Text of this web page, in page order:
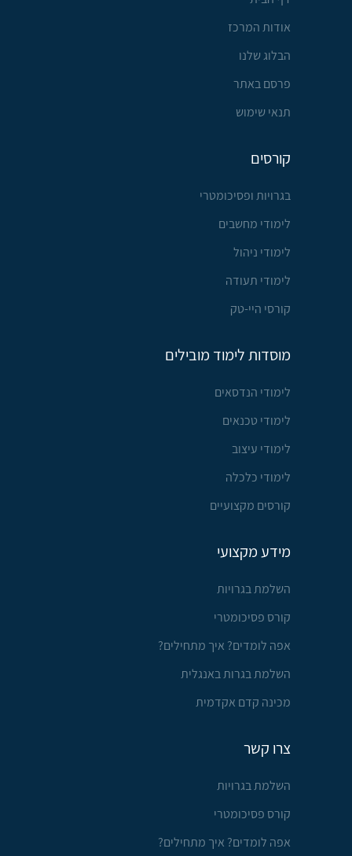
אודות המרכז
הבלוג שלנו
פרסם באתר
תנאי שימוש
קורסים
בגרויות ופסיכומטרי
לימודי מחשבים
לימודי ניהול
לימודי תעודה
קורסי היי-טק
מוסדות לימוד מובילים
לימודי הנדסאים
לימודי טכנאים
לימודי עיצוב
לימודי כלכלה
קורסים מקצועיים
מידע מקצועי
השלמת בגרויות
קורס פסיכומטרי
אפה לומדים? איך מתחילים?
השלמת בגרות באנגלית
מכינה קדם אקדמית
צרו קשר
השלמת בגרויות
קורס פסיכומטרי
אפה לומדים? איך מתחילים?